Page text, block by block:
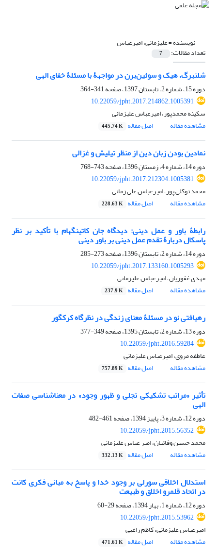
نویسنده =علیزمانی، امیرعباس
تعداد مقالات: 7
شلنبرگ، هیک و سوئین‌برن در مواجهۀ با مسئلۀ خفای الهی
دوره 15، شماره 2، تابستان 1397، صفحه
341-364
10.22059/jpht.2017.214862.1005391
سکینه محمدپور، امیرعباس علیزمانی
مشاهده مقاله
اصل مقاله 445.74 K
نمادین بودن زبان دین از منظر تیلیش و غزالی
دوره 14، شماره 4، زمستان 1396، صفحه
743-768
10.22059/jpht.2017.212304.1005381
محمد توکلی پور، امیرعباس علی زمانی
مشاهده مقاله
اصل مقاله 228.63 K
رابطۀ باور و عمل دینی: دیدگاه جان کاتینگهام با تأکید بر نظر
پاسکال دربارۀ تقدم عمل دینی بر باور دینی
دوره 14، شماره 2، تابستان 1396، صفحه
273-285
10.22059/jpht.2017.133160.1005293
مهدی غفوریان، امیرعباس علیزمانی
مشاهده مقاله
اصل مقاله 237.9 K
رهیافتی نو در مسئلۀ معنای زندگی در نظرگاه کرکگور
دوره 13، شماره 2، تابستان 1395، صفحه
349-377
10.22059/jpht.2016.59284
عاطفه مروی، امیرعباس علیزمانی
مشاهده مقاله
اصل مقاله 757.89 K
تأثیر «مراتب تشکیکی تجلی و ظهور وجود» در معناشناسی صفات
الهی
دوره 12، شماره 3، پاییز 1394، صفحه
461-482
10.22059/jpht.2015.56352
محمد حسین وفائیان، امیر عباس علیزمانی
مشاهده مقاله
اصل مقاله 332.13 K
استدلال اخلاقی سورلی بر وجود خدا و پاسخ به مبانی فکری کانت
در اتحاد قلمرو اخلاق و طبیعت
دوره 12، شماره 1، بهار 1394، صفحه
29-60
10.22059/jpht.2015.53962
امیرعباس علیزمانی، کاظم راغبی
مشاهده مقاله
اصل مقاله 471.61 K